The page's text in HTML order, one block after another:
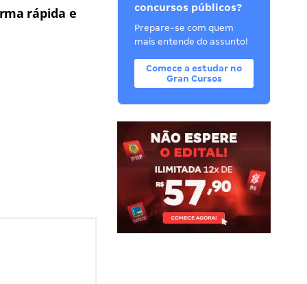
rápida e
concursos públicos?
Prepare-se com quem
mais entende do assunto!
Comece a estudar no
Gran Cursos